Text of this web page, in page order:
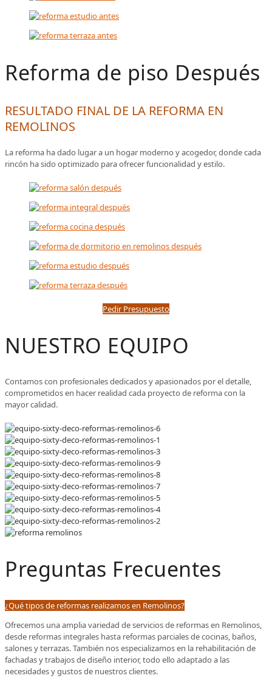
Reforma de piso Después
RESULTADO FINAL DE LA REFORMA EN
REMOLINOS
La reforma ha dado lugar a un hogar moderno y acogedor, donde cada
rincón ha sido optimizado para ofrecer funcionalidad y estilo.
Pedir Presupuesto
NUESTRO EQUIPO
Contamos con profesionales dedicados y apasionados por el detalle,
comprometidos en hacer realidad cada proyecto de reforma con la
mayor calidad.
Preguntas Frecuentes
¿Qué tipos de reformas realizamos en Remolinos?
Ofrecemos una amplia variedad de servicios de reformas en Remolinos,
desde reformas integrales hasta reformas parciales de cocinas, baños,
salones y terrazas. También nos especializamos en la rehabilitación de
fachadas y trabajos de diseño interior, todo ello adaptado a las
necesidades y gustos de nuestros clientes.